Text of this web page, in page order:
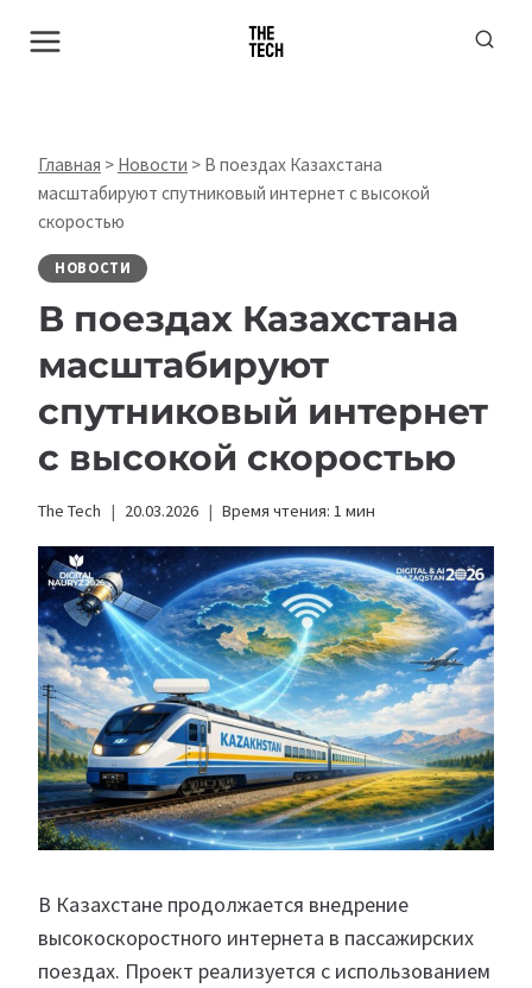
Главная > Новости > В поездах Казахстана
масштабируют спутниковый интернет с высокой
скоростью
НОВОСТИ
В поездах Казахстана
масштабируют
спутниковый интернет
с высокой скоростью
The Tech 20.03.2026 Время чтения: 1 мин
В Казахстане продолжается внедрение
высокоскоростного интернета в пассажирских
поездах. Проект реализуется с использованием